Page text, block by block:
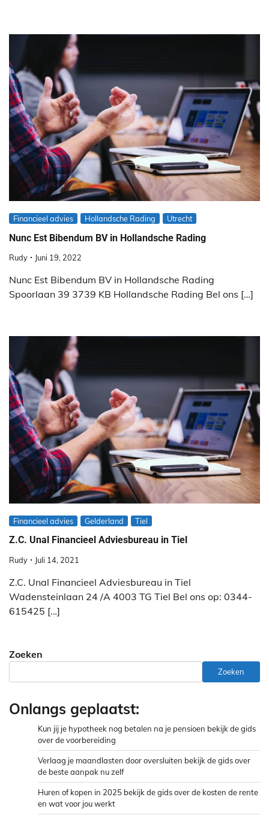
Financieel advies Hollandsche Rading Utrecht
Nunc Est Bibendum BV in Hollandsche Rading
Rudy Juni 19, 2022
Nunc Est Bibendum BV in Hollandsche Rading
Spoorlaan 39 3739 KB Hollandsche Rading Bel ons […]
Financieel advies Gelderland Tiel
Z.C. Unal Financieel Adviesbureau in Tiel
Rudy Juli 14, 2021
Z.C. Unal Financieel Adviesbureau in Tiel
Wadensteinlaan 24 /A 4003 TG Tiel Bel ons op: 0344-
615425 […]
Zoeken
Zoeken
Onlangs geplaatst:
Kun jij je hypotheek nog betalen na je pensioen bekijk de gids
over de voorbereiding
Verlaag je maandlasten door oversluiten bekijk de gids over
de beste aanpak nu zelf
Huren of kopen in 2025 bekijk de gids over de kosten de rente
en wat voor jou werkt